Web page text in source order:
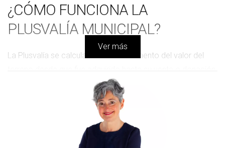
¿CÓMO FUNCIONA LA
PLUSVALÍA MUNICIPAL?
La Plusvalía se calcula sobre el incremento del valor del
Los herederos deben tener en cuenta que este impuesto
Al heredar el inmueble, tienen un plazo de seis meses
para presentar la autoliquidación del impuesto.
Al venderlo, también deberán pagar por el incremento
Ver más